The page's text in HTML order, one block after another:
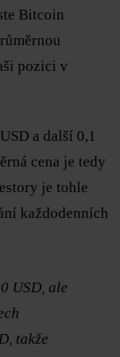
Bitcoin
pozici v
a další 0,1
cena je tedy
je tohle
každodenních
USD, ale
takže